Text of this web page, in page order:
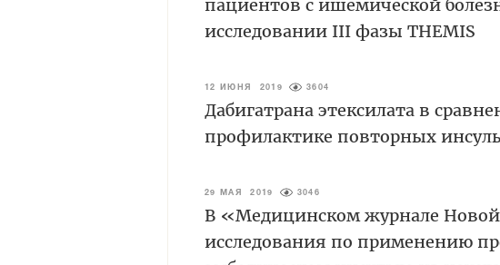
пациентов с ишемической
исследовании III фазы THEMIS
12 ИЮНЯ 2019 3604
Дабигатрана этексилата в
профилактике повторных
29 МАЯ 2019 3046
В «Медицинском журнале
исследования по применению